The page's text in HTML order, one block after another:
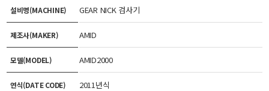
설비명(MACHINE) GEAR NICK 검사기
제조사(MAKER) AMID
모델(MODEL) AMID2000
연식(DATE CODE) 2011년식